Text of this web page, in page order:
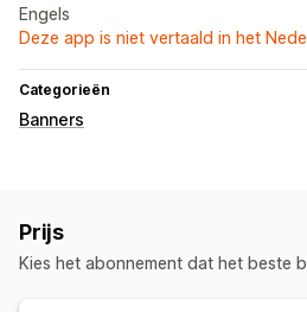
Engels
Deze app is niet vertaald in het
Categorieën
Banners
Aanpassing
Prijs
Kies het abonnement dat het beste